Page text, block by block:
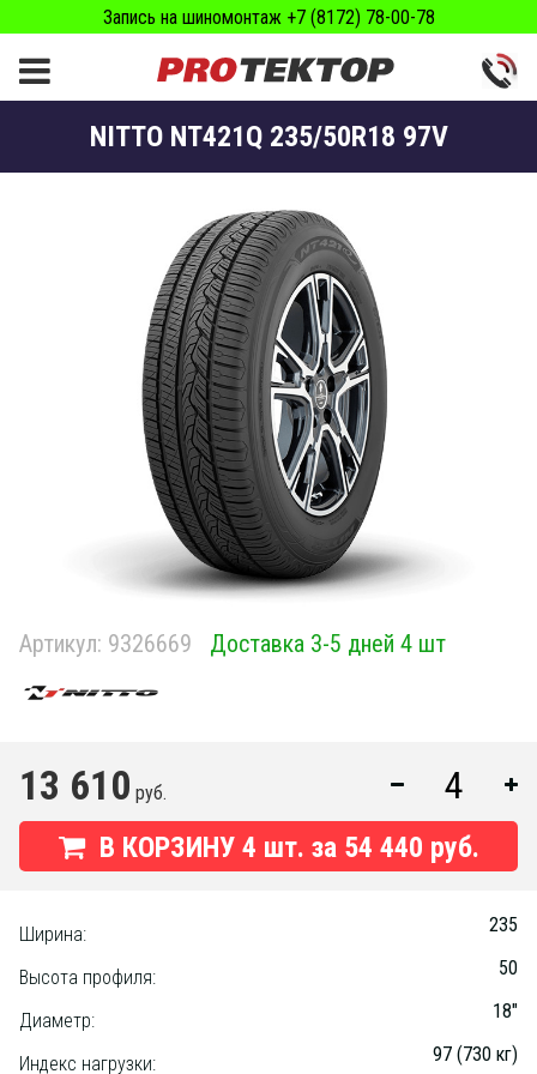
Запись на шиномонтаж +7 (8172) 78-00-78
NITTO NT421Q 235/50R18 97V
Артикул: 9326669 Доставка 3-5 дней 4 шт
13 610 руб.
В КОРЗИНУ 4 шт. за 54 440 руб.
Ширина: 235
Высота профиля: 50
Диаметр: 18"
Индекс нагрузки: 97 (730 кг)